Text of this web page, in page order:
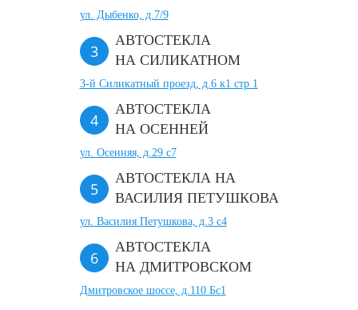
ул. Дыбенко, д.7/9
АВТОСТЕКЛА
НА СИЛИКАТНОМ
3-й Силикатный проезд, д.6 к1 стр 1
АВТОСТЕКЛА
НА ОСЕННЕЙ
ул. Осенняя, д.29 с7
АВТОСТЕКЛА НА
ВАСИЛИЯ ПЕТУШКОВА
ул. Василия Петушкова, д.3 с4
АВТОСТЕКЛА
НА ДМИТРОВСКОМ
Дмитровское шоссе, д.110 Бс1